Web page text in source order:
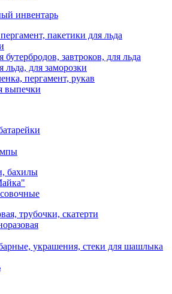
инвентарь
пакетики для льда
бутербродов, завтроков, для льда
льда, для заморозки
пергамент, рукав
выпечки
бахилы
трубочки, скатерти
украшения, стеки для шашлыка